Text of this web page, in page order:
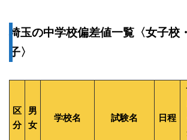
埼玉の中学校偏差値一覧〈女子校
子〉
区
分
男
女
学校名 試験名 日程